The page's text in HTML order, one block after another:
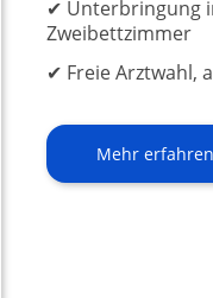
✔ Unterbringung
Zweibettzimmer
✔ Freie Arztwahl,
Mehr erfahren